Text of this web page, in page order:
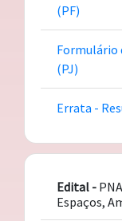
(PF)
Formulário
(PJ)
Errata -
Edital -
Espaços,